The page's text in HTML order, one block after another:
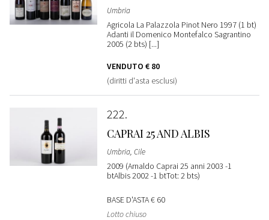
Umbria
Agricola La Palazzola Pinot Nero 1997 (1 bt)
Adanti il Domenico Montefalco Sagrantino
2005 (2 bts) [...]
VENDUTO € 80
(diritti d'asta esclusi)
222
CAPRAI 25 AND ALBIS
Umbria, Cile
2009 (Arnaldo Caprai 25 anni 2003 -1
btAlbis 2002 -1 btTot: 2 bts)
BASE D'ASTA€ 60
Lotto chiuso